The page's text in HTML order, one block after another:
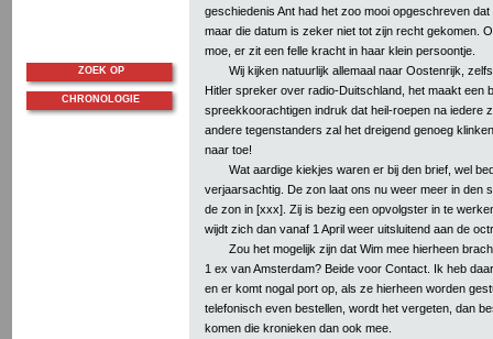
geschiedenis Ant had het zoo mooi opgeschreven
maar die datum is zeker niet tot zijn recht gekomen.
moe, er zit een felle kracht in haar klein persoontje.
Wij kijken natuurlijk allemaal naar Oostenrijk,
Hitler spreker over radio-Duitschland, het maakt een
spreekkoorachtigen indruk dat heil-roepen na iedere
andere tegenstanders zal het dreigend genoeg
naar toe!
Wat aardige kiekjes waren er bij den brief, wel
verjaarsachtig. De zon laat ons nu weer meer in den
de zon in [xxx]. Zij is bezig een opvolgster in te
wijdt zich dan vanaf 1 April weer uitsluitend aan de
Zou het mogelijk zijn dat Wim mee hierheen
1 ex van Amsterdam? Beide voor Contact. Ik heb
en er komt nogal port op, als ze hierheen worden
telefonisch even bestellen, wordt het vergeten, dan
komen die kronieken dan ook mee.
ZOEK OP
CHRONOLOGIE